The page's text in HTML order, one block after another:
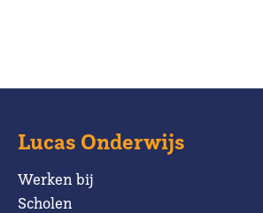
Lucas Onderwijs
Werken bij
Scholen